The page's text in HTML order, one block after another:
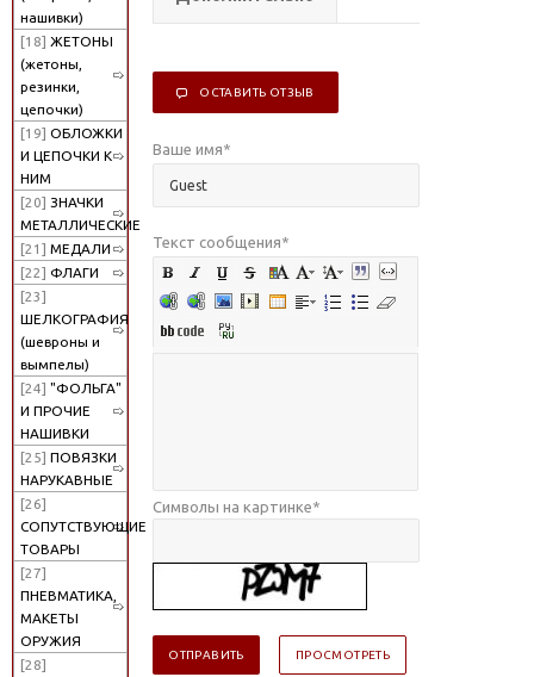
нашивки)
[18] ЖЕТОНЫ
(жетоны,
резинки,
цепочки)
[19] ОБЛОЖКИ
И ЦЕПОЧКИ К
НИМ
[20] ЗНАЧКИ
МЕТАЛЛИЧЕСКИЕ
[21] МЕДАЛИ
[22] ФЛАГИ
[23]
ШЕЛКОГРАФИЯ
(шевроны и
вымпелы)
[24] "ФОЛЬГА"
И ПРОЧИЕ
НАШИВКИ
[25] ПОВЯЗКИ
НАРУКАВНЫЕ
[26]
СОПУТСТВУЮЩИЕ
ТОВАРЫ
[27]
ПНЕВМАТИКА,
МАКЕТЫ
ОРУЖИЯ
[28]
ОСТАВИТЬ ОТЗЫВ
Ваше имя*
Текст сообщения*
Символы на картинке*